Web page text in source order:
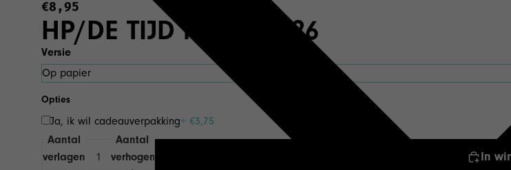
€8,95
HP/DE TIJD maart 2026
Versie
Opties
Ja, ik wil cadeauverpakking+ €3,75
Aantal
verlagen
Aantal
verhogen
In